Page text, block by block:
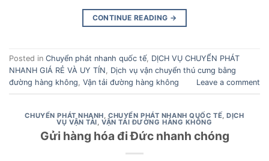
CONTINUE READING →
Posted in Chuyển phát nhanh quốc tế, DỊCH VỤ CHUYỂN PHÁT
NHANH GIÁ RẺ VÀ UY TÍN, Dịch vụ vận chuyển thú cưng bằng
đường hàng không, Vận tải đường hàng không Leave a comment
CHUYỂN PHÁT NHANH ,CHUYỂN PHÁT NHANH QUỐC TẾ ,DỊCH
VỤ VẬN TẢI ,VẬN TẢI ĐƯỜNG HÀNG KHÔNG
Gửi hàng hóa đi Đức nhanh chóng